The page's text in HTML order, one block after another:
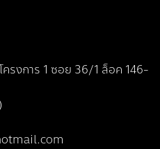
รงการ 1 ซอย 36/1 ล็อค 146-